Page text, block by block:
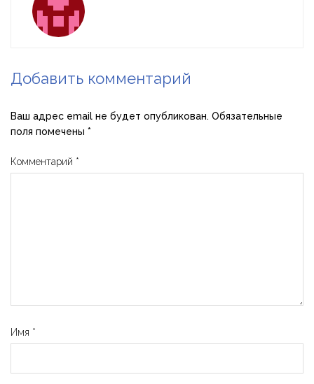
Добавить комментарий
Ваш адрес email не будет опубликован. Обязательные
поля помечены *
Комментарий *
Имя *